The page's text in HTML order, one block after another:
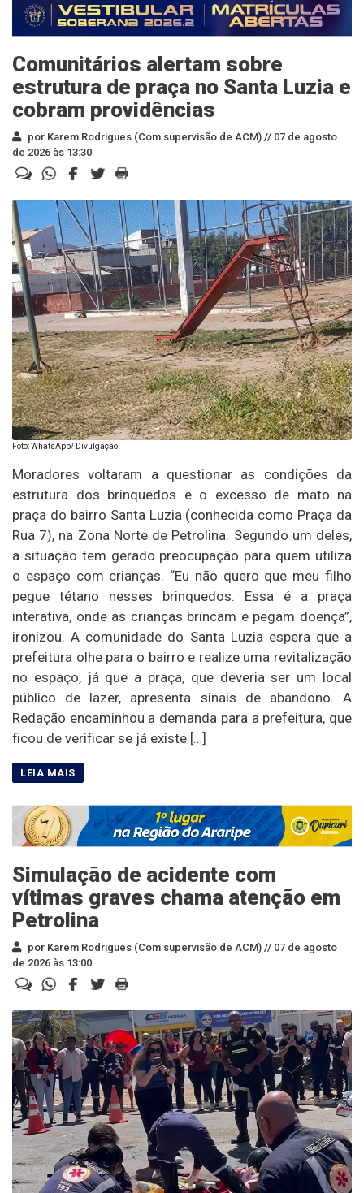
Comunitários alertam sobre
estrutura de praça no Santa Luzia e
cobram providências
por Karem Rodrigues (Com supervisão de ACM) // 07 de agosto
de 2026 às 13:30
Foto: WhatsApp/ Divulgação
Moradores voltaram a questionar as condições da
estrutura dos brinquedos e o excesso de mato na
praça do bairro Santa Luzia (conhecida como Praça da
Rua 7), na Zona Norte de Petrolina. Segundo um deles,
a situação tem gerado preocupação para quem utiliza
o espaço com crianças. “Eu não quero que meu filho
pegue tétano nesses brinquedos. Essa é a praça
interativa, onde as crianças brincam e pegam doença”,
ironizou. A comunidade do Santa Luzia espera que a
prefeitura olhe para o bairro e realize uma revitalização
no espaço, já que a praça, que deveria ser um local
público de lazer, apresenta sinais de abandono. A
Redação encaminhou a demanda para a prefeitura, que
ficou de verificar se já existe […]
Simulação de acidente com
vítimas graves chama atenção em
Petrolina
por Karem Rodrigues (Com supervisão de ACM) // 07 de agosto
de 2026 às 13:00